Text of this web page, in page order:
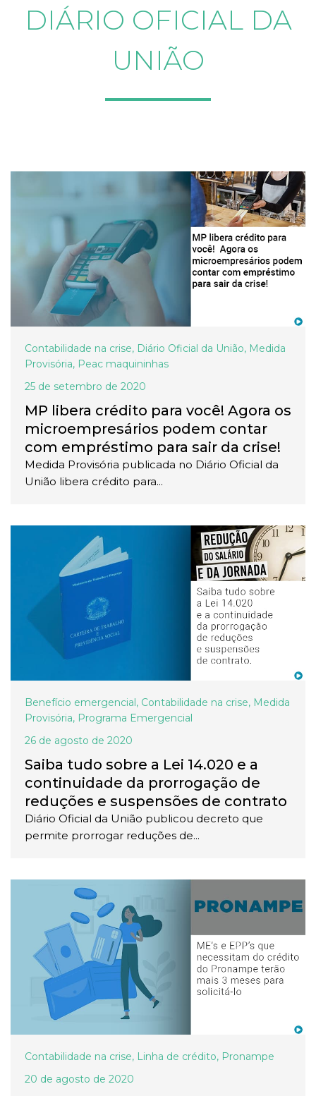
DIÁRIO OFICIAL DA
UNIÃO
Contabilidade na crise, Diário Oficial da União, Medida
Provisória, Peac maquininhas
25 de setembro de 2020
MP libera crédito para você! Agora os
microempresários podem contar
com empréstimo para sair da crise!
Medida Provisória publicada no Diário Oficial da
União libera crédito para...
Benefício emergencial , Contabilidade na crise, Medida
Provisória, Programa Emergencial
26 de agosto de 2020
Saiba tudo sobre a Lei 14.020 e a
continuidade da prorrogação de
reduções e suspensões de contrato
Diário Oficial da União publicou decreto que
permite prorrogar reduções de...
Contabilidade na crise, Linha de crédito, Pronampe
20 de agosto de 2020